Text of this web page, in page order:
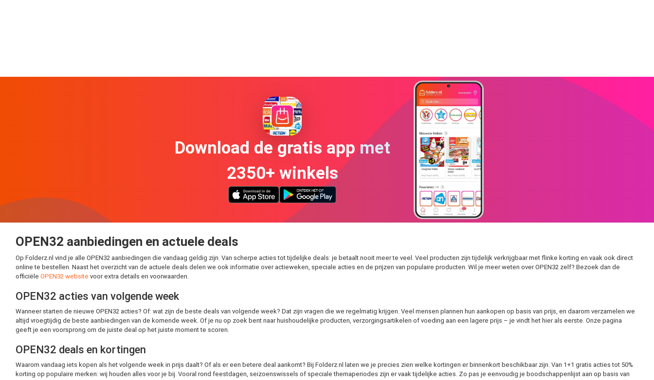
Download de gratis app met
2350+ winkels
OPEN32 aanbiedingen en actuele deals
Op Folderz.nl vind je alle OPEN32 aanbiedingen die vandaag geldig zijn. Van scherpe acties tot tijdelijke deals: je betaalt nooit meer te veel. Veel producten zijn tijdelijk verkrijgbaar met flinke korting en vaak ook direct
online te bestellen. Naast het overzicht van de actuele deals delen we ook informatie over actieweken, speciale acties en de prijzen van populaire producten. Wil je meer weten over OPEN32 zelf? Bezoek dan de
officiële OPEN32 website voor extra details en voorwaarden.
OPEN32 acties van volgende week
Wanneer starten de nieuwe OPEN32 acties? Of: wat zijn de beste deals van volgende week? Dat zijn vragen die we regelmatig krijgen. Veel mensen plannen hun aankopen op basis van prijs, en daarom verzamelen we
altijd vroegtijdig de beste aanbiedingen van de komende week. Of je nu op zoek bent naar huishoudelijke producten, verzorgingsartikelen of voeding aan een lagere prijs – je vindt het hier als eerste. Onze pagina
geeft je een voorsprong om de juiste deal op het juiste moment te scoren.
OPEN32 deals en kortingen
Waarom vandaag iets kopen als het volgende week in prijs daalt? Of als er een betere deal aankomt? Bij Folderz.nl laten we je precies zien welke kortingen er binnenkort beschikbaar zijn. Van 1+1 gratis acties tot 50%
korting op populaire merken: wij houden alles voor je bij. Vooral rond feestdagen, seizoenswissels of speciale themaperiodes zijn er vaak tijdelijke acties. Zo pas je eenvoudig je boodschappenlijst aan op basis van